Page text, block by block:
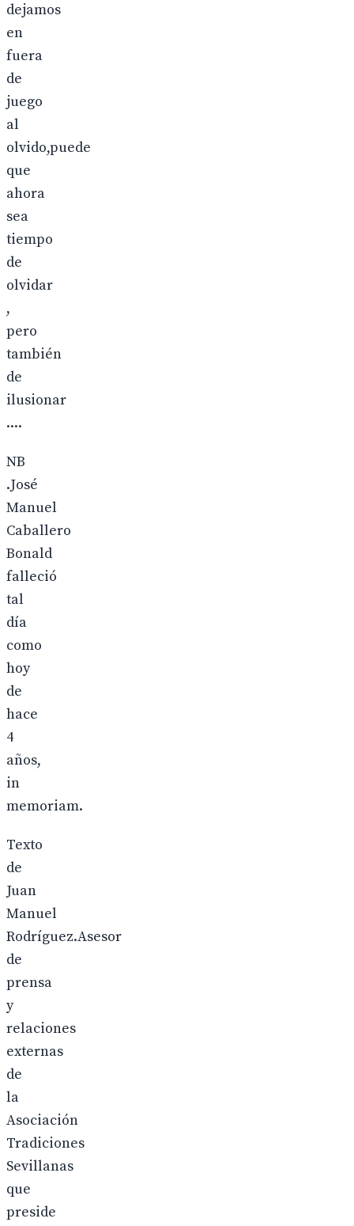
dejamos
en
fuera
de
juego
al
olvido,puede
que
ahora
sea
tiempo
de
olvidar
,
pero
también
de
ilusionar
....
NB
.José
Manuel
Caballero
Bonald
falleció
tal
día
como
hoy
de
hace
4
años,
in
memoriam.
Texto
de
Juan
Manuel
Rodríguez.Asesor
de
prensa
y
relaciones
externas
de
la
Asociación
Tradiciones
Sevillanas
que
preside